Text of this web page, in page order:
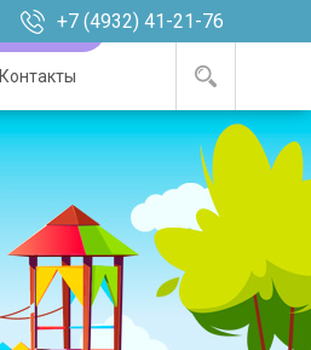
+7 (4932) 41-21-76
Контакты